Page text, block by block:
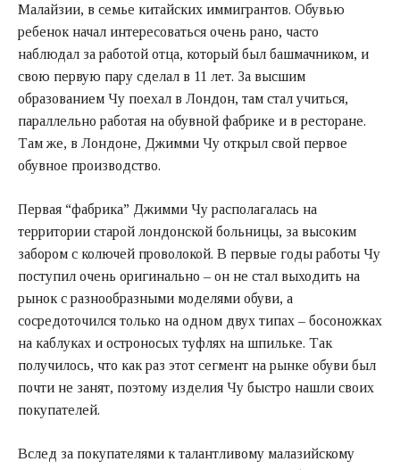
Малайзии, в семье китайских иммигрантов. Обувью
ребенок начал интересоваться очень рано, часто
наблюдал за работой отца, который был башмачником, и
свою первую пару сделал в 11 лет. За высшим
образованием Чу поехал в Лондон, там стал учиться,
параллельно работая на обувной фабрике и в ресторане.
Там же, в Лондоне, Джимми Чу открыл свой первое
обувное производство.
Первая “фабрика” Джимми Чу располагалась на
территории старой лондонской больницы, за высоким
забором с колючей проволокой. В первые годы работы Чу
поступил очень оригинально – он не стал выходить на
рынок с разнообразными моделями обуви, а
сосредоточился только на одном двух типах – босоножках
на каблуках и остроносых туфлях на шпильке. Так
получилось, что как раз этот сегмент на рынке обуви был
почти не занят, поэтому изделия Чу быстро нашли своих
покупателей.
Вслед за покупателями к талантливому малазийскому